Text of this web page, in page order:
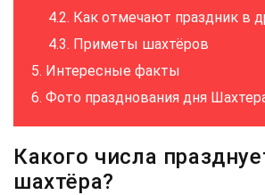
Как отмечают праздник в
Приметы шахтёров
Интересные факты
Фото празднования дня
Какого числа
шахтёра?